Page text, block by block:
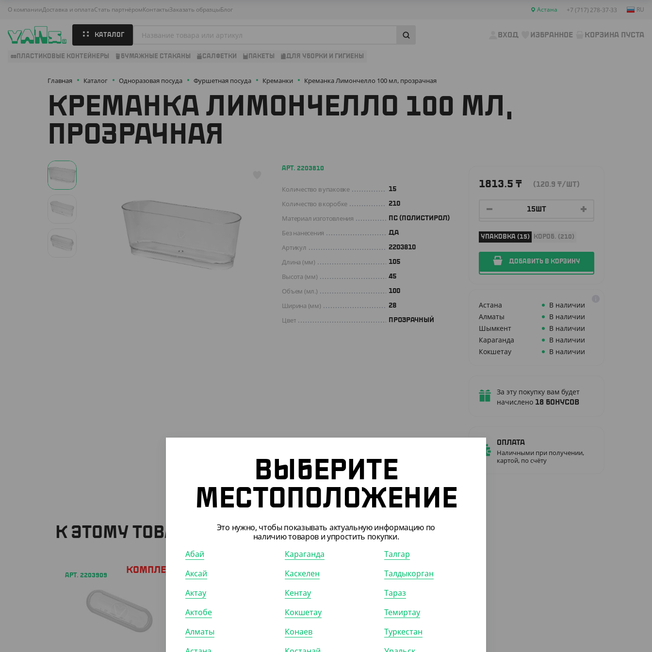
О компанииДоставка и оплатаСтать партнёромКонтактыЗаказать образцыБлог Астана +7 (717) 278-37-33 RU
КАТАЛОГ ВХОД ИЗБРАННОЕ КОРЗИНА ПУСТА
ПЛАСТИКОВЫЕ КОНТЕЙНЕРЫ БУМАЖНЫЕ СТАКАНЫ САЛФЕТКИ ПАКЕТЫ ДЛЯ УБОРКИ И ГИГИЕНЫ
Главная Каталог Одноразовая посуда Фуршетная посуда Креманки Креманка Лимончелло 100 мл, прозрачная
КРЕМАНКА ЛИМОНЧЕЛЛО 100 МЛ,
ПРОЗРАЧНАЯ
1813.5 ₸ (120.9 ₸/ШТ)
УПАКОВКА (15) КОРОБ. (210)
ДОБАВИТЬ В КОРЗИНУ
Астана
В наличии
Алматы
В наличии
Шымкент
В наличии
Караганда
В наличии
Кокшетау
В наличии
За эту покупку вам будет
начислено 18 бонусов
Оплата
Наличными при получении,
картой, по счёту
АРТ. 2203810
Количество в упаковке 15
Количество в коробке 210
Материал изготовления ПС (ПОЛИСТИРОЛ)
Без нанесения ДА
Артикул 2203810
Длина (мм) 105
Высота (мм) 45
Объем (мл.) 100
Ширина (мм) 28
Цвет ПРОЗРАЧНЫЙ
К ЭТОМУ ТОВАРУ ПОДХОДЯТ
АРТ. 2203909
Комплект
АРТ. 3310202
-10%
ВЫБЕРИТЕ
МЕСТОПОЛОЖЕНИЕ
Это нужно, чтобы показывать актуальную информацию по
наличию товаров и упростить покупки.
Абай
Аксай
Актау
Актобе
Алматы
Караганда
Каскелен
Кентау
Кокшетау
Конаев
Талгар
Талдыкорган
Тараз
Темиртау
Туркестан